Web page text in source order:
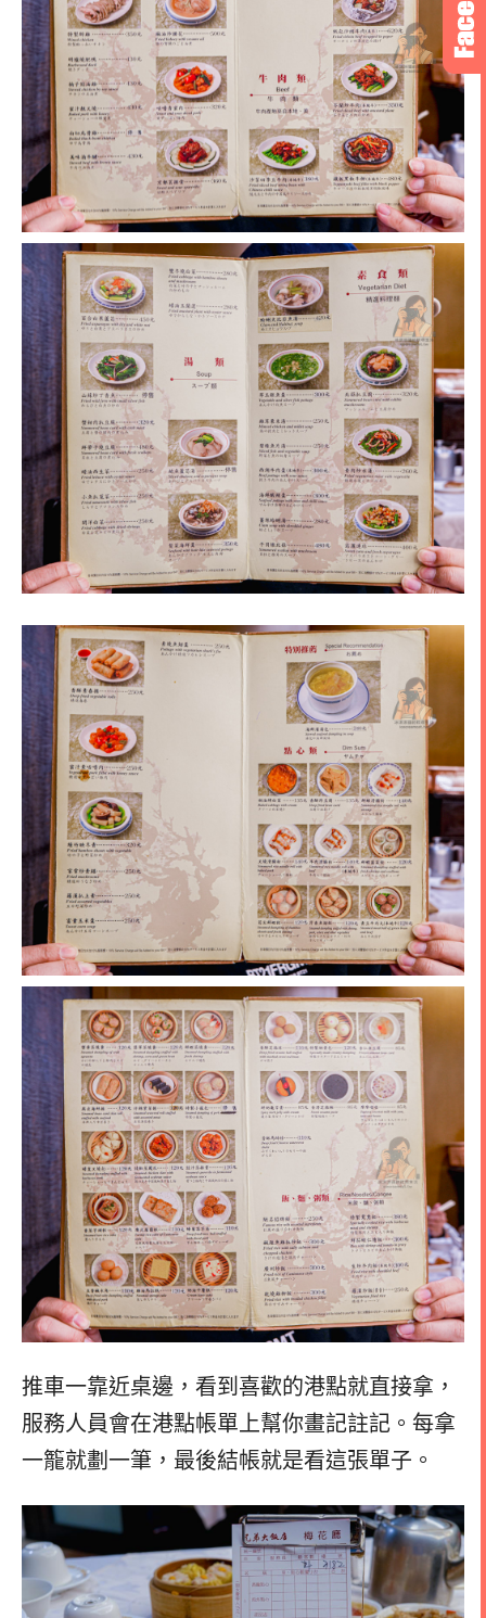
推車一靠近桌邊，看到喜歡的港點就直接拿，
服務人員會在港點帳單上幫你畫記註記。每拿
一籠就劃一筆，最後結帳就是看這張單子。